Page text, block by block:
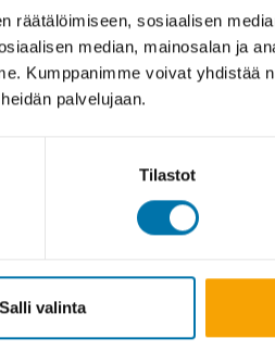
räätälöimiseen, sosiaalisen
median, mainosalan ja
Kumppanimme voivat yhdistää
palvelujaan.
Tilastot
Salli valinta